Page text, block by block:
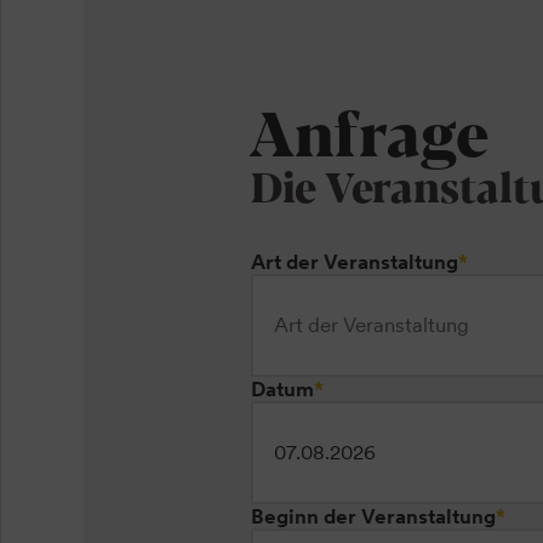
Anfrage
Die
Art der Veranstaltung*
Datum*
Beginn der Veranstaltung*